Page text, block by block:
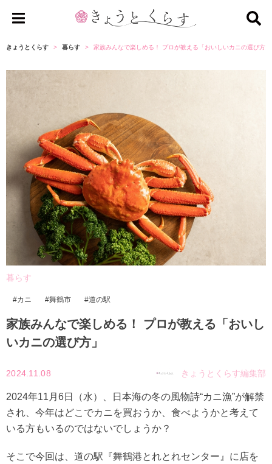
ょ
す
きょうとくらす 暮らす 家族みんなで楽しめる！ プロが教える「おいしいカニの選び方」
暮らす
カニ 舞鶴市 道の駅
家族みんなで楽しめる！ プロが教える「おいし
いカニの選び方」
2024.11.08 きょうとくらす編集部
2024年11月6日（水）、日本海の冬の風物詩“カニ漁”が解禁
され、今年はどこでカニを買おうか、食べようかと考えて
いる方もいるのではないでしょうか？
そこで今回は、道の駅『舞鶴港とれとれセンター』に店を